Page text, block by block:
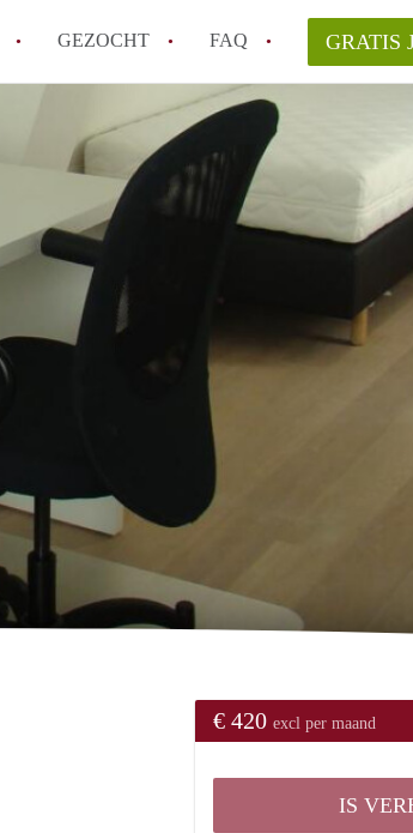
GEZOCHT FAQ
How to translate StudioAntwerpen?
Wat is StudiosAntwerpen?
Wat is de privacyverklaring van StudiosAntwerpen?
Berekent StudiosAntwerpen makelaarsvergoeding/
Is StudiosAntwerpen verantwoordelijk voor de aangeboden
Alle veelgestelde vragen
GRATIS
€ 420 excl per maand
IS